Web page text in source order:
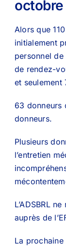
Alors que
initialement
personnel de
de rendez-
et seulement
63 donneurs
donneurs.
Plusieurs
l’entretien
L’ADSBRL
auprès de
La